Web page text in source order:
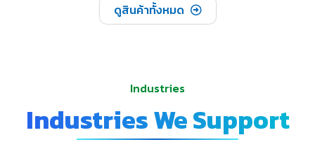
ดูสินค้าทั้งหมด
Industries
Industries We Support